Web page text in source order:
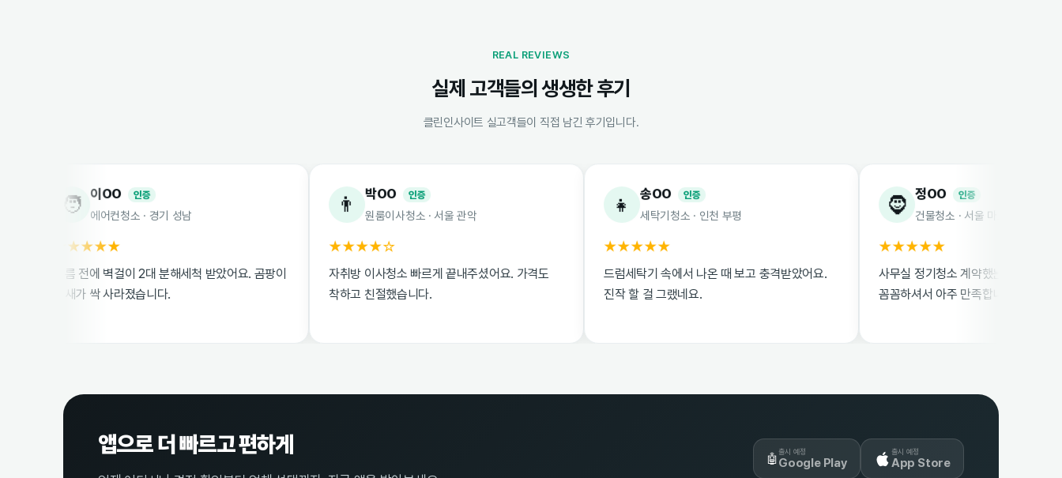
REAL REVIEWS
실제 고객들의 생생한 후기
클린인사이트 실고객들이 직접 남긴 후기입니다.
인증
에어컨청소 · 경기 성남
름 전에 벽걸이 2대 분해세척 받았어요. 곰팡이
새가 싹 사라졌습니다.
박OO 인증
원룸이사청소 · 서울 관악
★★★★☆
자취방 이사청소 빠르게 끝내주셨어요. 가격도
착하고 친절했습니다.
송OO 인증
세탁기청소 · 인천 부평
★★★★★
드럼세탁기 속에서 나온 때 보고 충격받았어요.
진작 할 걸 그랬네요.
정OO 인증
건물청소 · 서울 마포
★★★★★
사무실 정기청소 계약했는데 매니저님들이
꼼꼼하셔서 아주 만족합니다.
앱으로 더 빠르고 편하게
🤖출시 예정
Google Play
출시 예정
App Store